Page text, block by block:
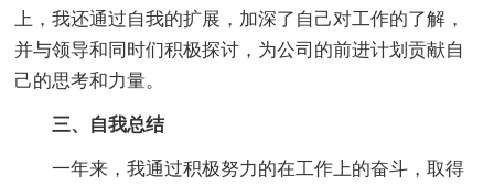
上，我还通过自我的扩展，加深了自己对工作的了解，
并与领导和同时们积极探讨，为公司的前进计划贡献自
己的思考和力量。
三、自我总结
一年来，我通过积极努力的在工作上的奋斗，取得